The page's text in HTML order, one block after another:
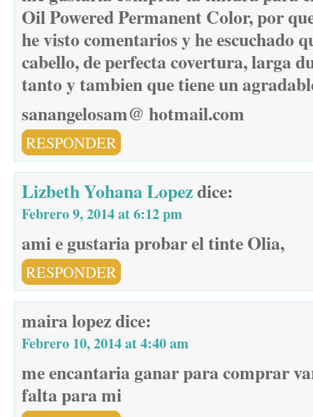
Oil Powered Permanent Color, por
he visto comentarios y he escuchado
cabello, de perfecta covertura, larga
tanto y tambien que tiene un
sanangelosam@ hotmail.com
RESPONDER
Lizbeth Yohana Lopezdice:
Febrero 9, 2014 at 6:12 pm
ami e gustaria probar el tinte Olia,
RESPONDER
maira lopezdice:
Febrero 10, 2014 at 4:40 am
me encantaria ganar para comprar
falta para mi